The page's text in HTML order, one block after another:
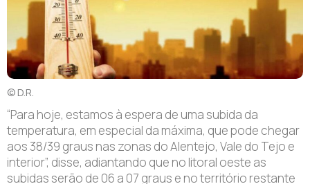
© D.R.
“Para hoje, estamos à espera de uma subida da
temperatura, em especial da máxima, que pode chegar
aos 38/39 graus nas zonas do Alentejo, Vale do Tejo e
interior”, disse, adiantando que no litoral oeste as
subidas serão de 06 a 07 graus e no território restante